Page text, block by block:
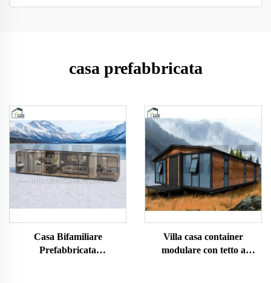
casa prefabbricata
Casa Bifamiliare
Prefabbricata
Villa casa container
modulare con tetto a